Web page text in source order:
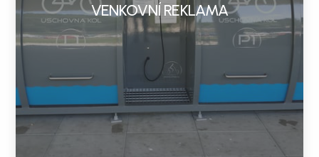
VENKOVNÍ REKLAMA